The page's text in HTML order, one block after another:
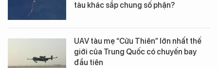
tàu khác sắp chung số phận?
UAV tàu mẹ “Cửu Thiên” lớn nhất thế
giới của Trung Quốc có chuyến bay
đầu tiên